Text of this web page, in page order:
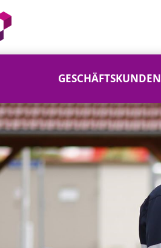
GESCHÄFTSKUNDEN